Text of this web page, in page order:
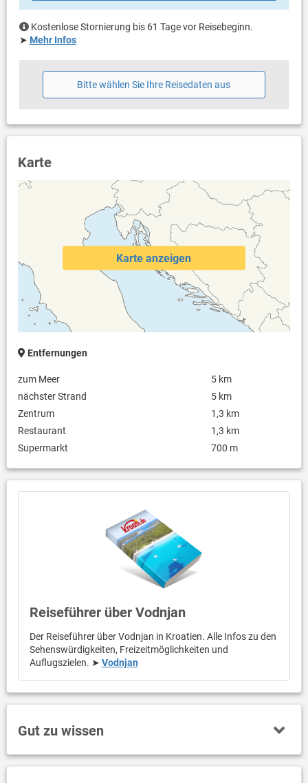
Privater Parkplatz auf dem Grundstück
Swimmingpool
Haustier nicht erlaubt
Bettwäsche vorhanden
Handtücher vorhanden
Internet per WLAN
Kostenlose Stornierung bis 61 Tage vor Reisebeginn.
➤ Mehr Infos
Bitte wählen Sie Ihre Reisedaten aus
Karte
Karte anzeigen
Entfernungen
zum Meer
5 km
nächster Strand
5 km
Zentrum
1,3 km
Restaurant
1,3 km
Supermarkt
700 m
Reiseführer über Vodnjan
Der Reiseführer über Vodnjan in Kroatien. Alle Infos zu den
Sehenswürdigkeiten, Freizeitmöglichkeiten und
Auflugszielen. ➤ Vodnjan
Gut zu wissen